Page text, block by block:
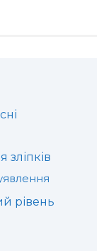
зліпків
рівень